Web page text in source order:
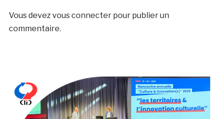
Vous devezvous connecterpour publier un
commentaire.